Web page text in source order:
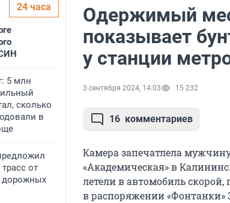
24 часа
5 млн
сколько
в
от
дорожных
Одержимый
показывает
у станции
3 сентября 2024, 14:03 15 232
16 комментариев
Камера запечатлела
«Академическая» в
летели в автомобиль скорой,
в распоряжении «Фонтанки»